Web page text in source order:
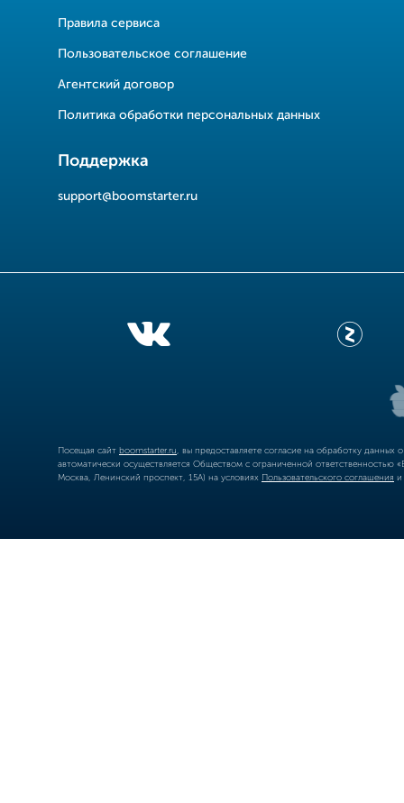
Правила сервиса
Пользовательское соглашение
Агентский договор
Политика обработки персональных данных
Поддержка
support@boomstarter.ru
Посещая сайт boomstarter.ru , вы предоставляете согласие на обработку
автоматически осуществляется Обществом с ограниченной
Москва, Ленинский проспект, 15А) на условиях Пользовательского соглашения и